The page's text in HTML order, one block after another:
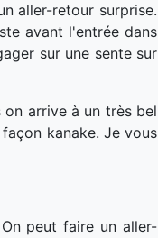
aller-retour surprise.
avant l'entrée dans
sur une sente sur
arrive à un très bel
kanake. Je vous
peut faire un aller-